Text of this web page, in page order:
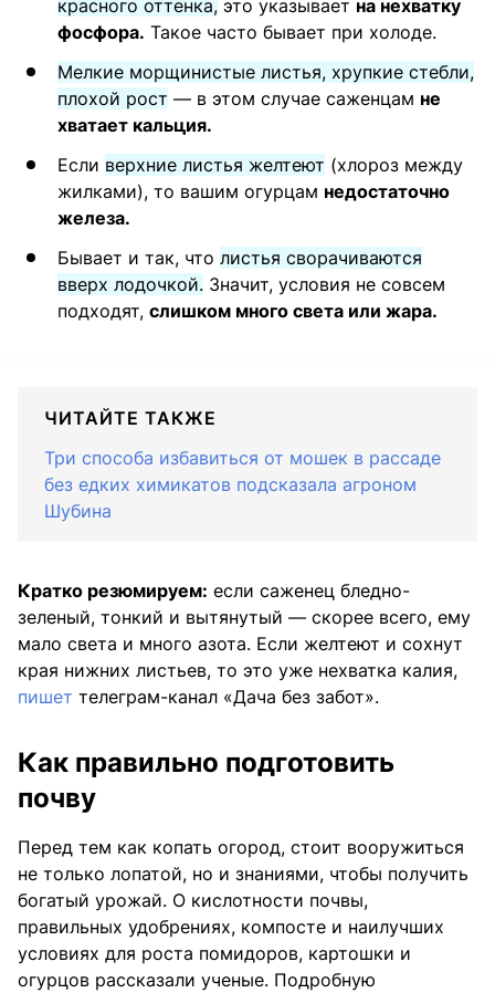
красного оттенка, это указывает на нехватку
фосфора. Такое часто бывает при холоде.
Мелкие морщинистые листья, хрупкие стебли,
плохой рост — в этом случае саженцам не
хватает кальция.
Если верхние листья желтеют (хлороз между
жилками), то вашим огурцам недостаточно
железа.
Бывает и так, что листья сворачиваются
вверх лодочкой. Значит, условия не совсем
подходят, слишком много света или жара.
ЧИТАЙТЕ ТАКЖЕ
Три способа избавиться от мошек в рассаде
без едких химикатов подсказала агроном
Шубина
Кратко резюмируем: если саженец бледно-
зеленый, тонкий и вытянутый — скорее всего, ему
мало света и много азота. Если желтеют и сохнут
края нижних листьев, то это уже нехватка калия,
пишет телеграм-канал «Дача без забот».
Как правильно подготовить
почву
Перед тем как копать огород, стоит вооружиться
не только лопатой, но и знаниями, чтобы получить
богатый урожай. О кислотности почвы,
правильных удобрениях, компосте и наилучших
условиях для роста помидоров, картошки и
огурцов рассказали ученые. Подробную